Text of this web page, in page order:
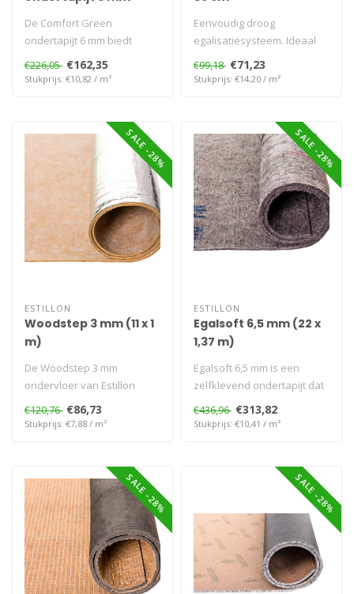
De Comfort Green
ondertapijt 6 mm biedt
comfort, duurzaamheid en
geluidsreductie..
€226,05 €162,35
Stukprijs: €10,82 / m²
Eenvoudig droog
egalisatiesysteem. Ideaal
voor klik-PVC, vinyl en tapijt.
Het bi..
€99,18 €71,23
Stukprijs: €14,20 / m²
SALE -28%
ESTILLON
Woodstep 3 mm (11 x 1
m)
De Woodstep 3 mm
ondervloer van Estillon
biedt een stabiele basis
voor parket en..
€120,76 €86,73
Stukprijs: €7,88 / m²
SALE -28%
ESTILLON
Egalsoft 6,5 mm (22 x
1,37 m)
Egalsoft 6,5 mm is een
zelfklevend ondertapijt dat
zorgt voor een duurzame
en ge..
€436,96 €313,82
Stukprijs: €10,41 / m²
SALE -28% SALE -28%